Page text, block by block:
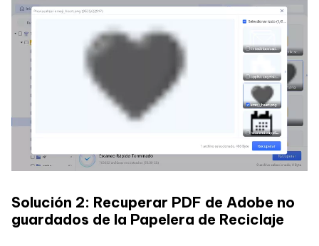
Solución 2: Recuperar PDF de Adobe no
guardados de la Papelera de Reciclaje